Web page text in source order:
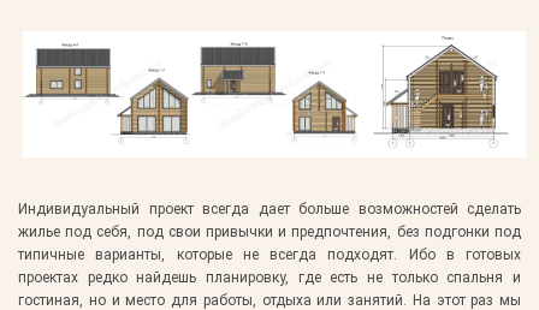
Индивидуальный проект всегда дает больше возможностей сделать
жилье под себя, под свои привычки и предпочтения, без подгонки под
типичные варианты, которые не всегда подходят. Ибо в готовых
проектах редко найдешь планировку, где есть не только спальня и
гостиная, но и место для работы, отдыха или занятий. На этот раз мы